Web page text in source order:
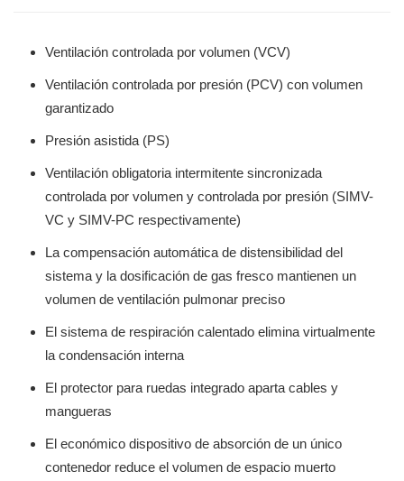
Ventilación controlada por volumen (VCV)
Ventilación controlada por presión (PCV) con volumen
garantizado
Presión asistida (PS)
Ventilación obligatoria intermitente sincronizada
controlada por volumen y controlada por presión (SIMV-
VC y SIMV-PC respectivamente)
La compensación automática de distensibilidad del
sistema y la dosificación de gas fresco mantienen un
volumen de ventilación pulmonar preciso
El sistema de respiración calentado elimina virtualmente
la condensación interna
El protector para ruedas integrado aparta cables y
mangueras
El económico dispositivo de absorción de un único
contenedor reduce el volumen de espacio muerto